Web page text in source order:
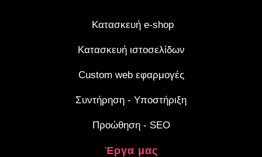
Κατασκευή e-shop
Κατασκευή ιστοσελίδων
Custom web εφαρμογές
Συντήρηση - Υποστήριξη
Προώθηση - SEO
Έργα μας